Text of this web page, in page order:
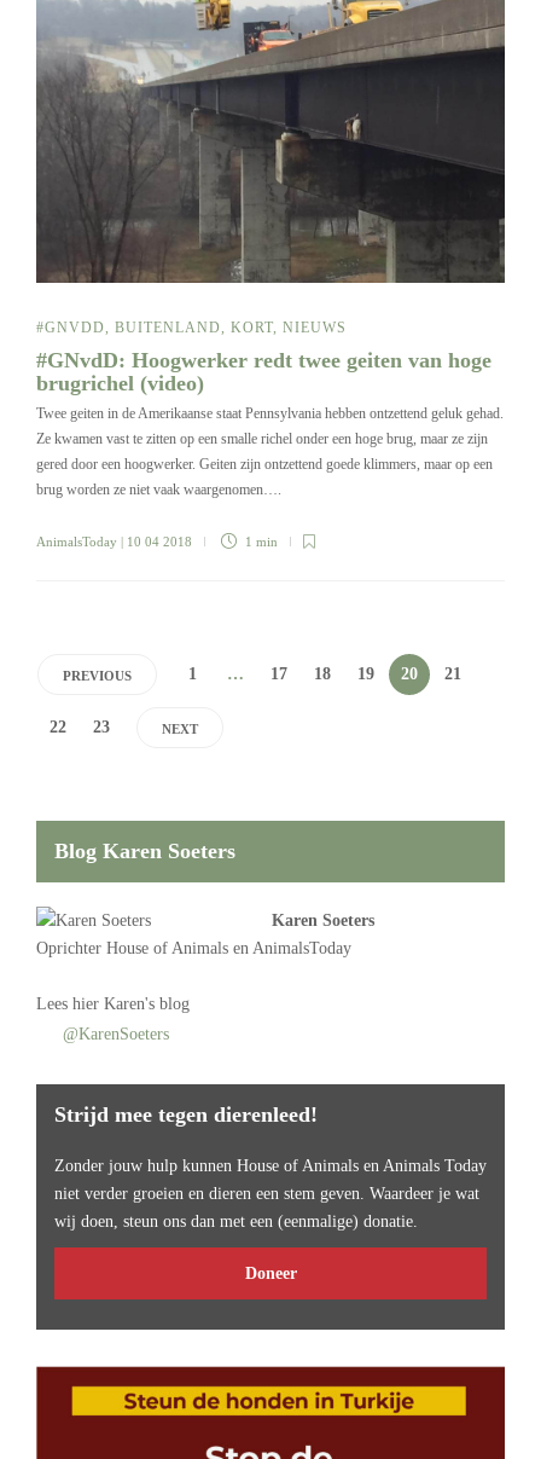
#GNVDD, BUITENLAND, KORT, NIEUWS
#GNvdD: Hoogwerker redt twee geiten van hoge
brugrichel (video)
Twee geiten in de Amerikaanse staat Pennsylvania hebben ontzettend geluk gehad.
Ze kwamen vast te zitten op een smalle richel onder een hoge brug, maar ze zijn
gered door een hoogwerker. Geiten zijn ontzettend goede klimmers, maar op een
brug worden ze niet vaak waargenomen….
AnimalsToday | 10 04 2018 1 min
PREVIOUS 1 … 17 18 19 20 21
22 23 NEXT
Blog Karen Soeters
Karen Soeters
Oprichter House of Animals en AnimalsToday
Lees hier Karen's blog
@KarenSoeters
Strijd mee tegen dierenleed!
Zonder jouw hulp kunnen House of Animals en Animals Today
niet verder groeien en dieren een stem geven. Waardeer je wat
wij doen, steun ons dan met een (eenmalige) donatie.
Doneer